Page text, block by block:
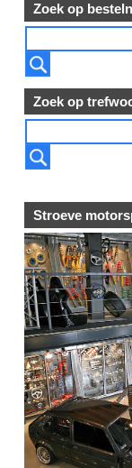
Zoek op
Zoek op
Stroeve